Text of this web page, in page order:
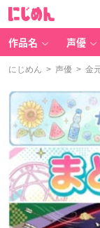
作品名 声優
にじめん > 声優 > 金